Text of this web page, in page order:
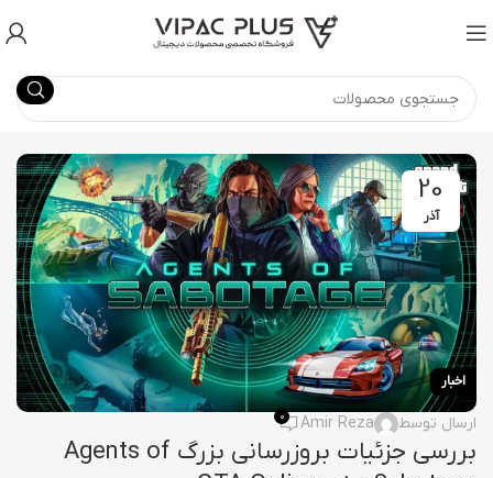
20
آذر
اخبار
ارسال توسط Amir Reza
0
بررسی جزئیات بروزرسانی بزرگ Agents of